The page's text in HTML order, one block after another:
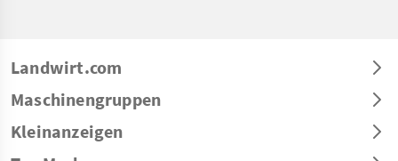
Landwirt.com
Maschinengruppen
Kleinanzeigen